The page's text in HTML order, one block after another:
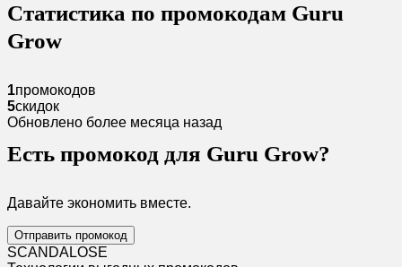
Статистика по промокодам Guru
Grow
1промокодов
5скидок
Обновлено более месяца назад
Есть промокод для Guru Grow?
Давайте экономить вместе.
Отправить промокод
SCANDALOSE